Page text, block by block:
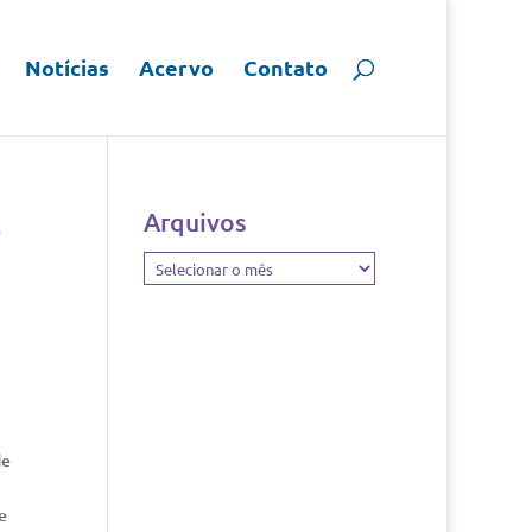
Notícias Acervo Contato
Arquivos
Arquivos